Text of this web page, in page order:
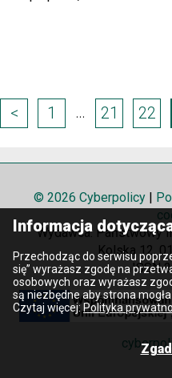
Page
< 1 … 21 22
© 2026 Cyberpolicy
Wydawca: Państwowy
Kolska 12,
ISSN
Informacja
Przechodząc do serwisu
się” wyrażasz zgodę na
osobowych oraz wyrażasz
są niezbędne aby strona
Czytaj więcej: Polityka